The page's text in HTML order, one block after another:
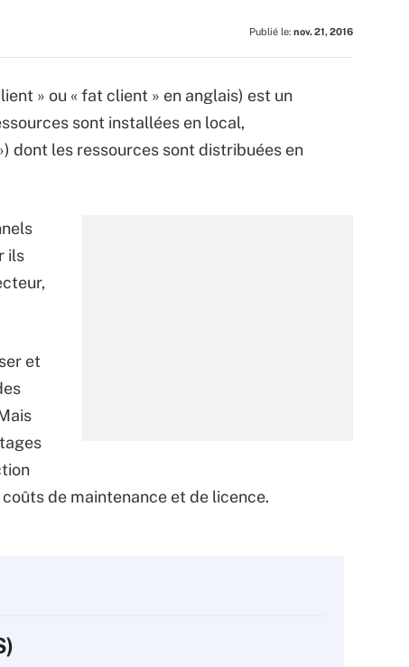
Publié le: nov. 21, 2016
» ou « fat client » en anglais) est un
sont installées en local,
dont les ressources sont distribuées en
ils
et
de maintenance et de licence.